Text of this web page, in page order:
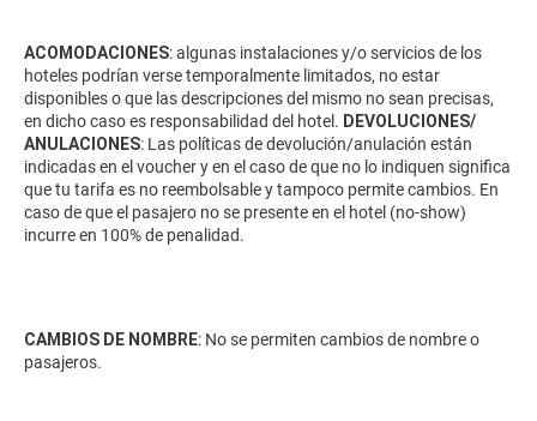
ACOMODACIONES: algunas instalaciones y/o servicios de los
hoteles podrían verse temporalmente limitados, no estar
disponibles o que las descripciones del mismo no sean precisas,
en dicho caso es responsabilidad del hotel. DEVOLUCIONES/
ANULACIONES: Las políticas de devolución/anulación están
indicadas en el voucher y en el caso de que no lo indiquen significa
que tu tarifa es no reembolsable y tampoco permite cambios. En
caso de que el pasajero no se presente en el hotel (no-show)
incurre en 100% de penalidad.
CAMBIOS DE NOMBRE: No se permiten cambios de nombre o
pasajeros.